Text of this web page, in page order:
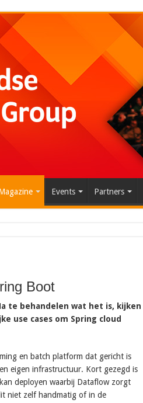
Events Partners
Boot
te behandelen wat het is, kijken
use cases om Spring cloud
en batch platform dat gericht is
eigen infrastructuur. Kort gezegd is
deployen waarbij Dataflow zorgt
niet zelf handmatig of in de